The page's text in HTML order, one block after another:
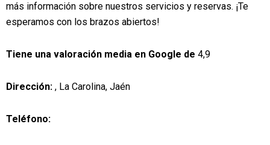
más información sobre nuestros servicios y reservas. ¡Te
esperamos con los brazos abiertos!
Tiene una valoración media en Google de 4,9
Dirección: , La Carolina, Jaén
Teléfono: